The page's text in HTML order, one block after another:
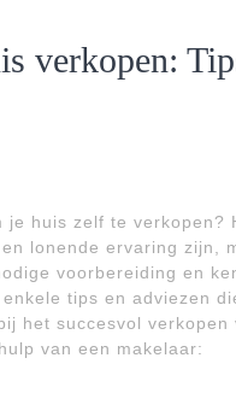
verkopen:
je huis zelf te verkopen?
lonende ervaring zijn,
voorbereiding en
tips en adviezen
het succesvol verkopen
van een makelaar: